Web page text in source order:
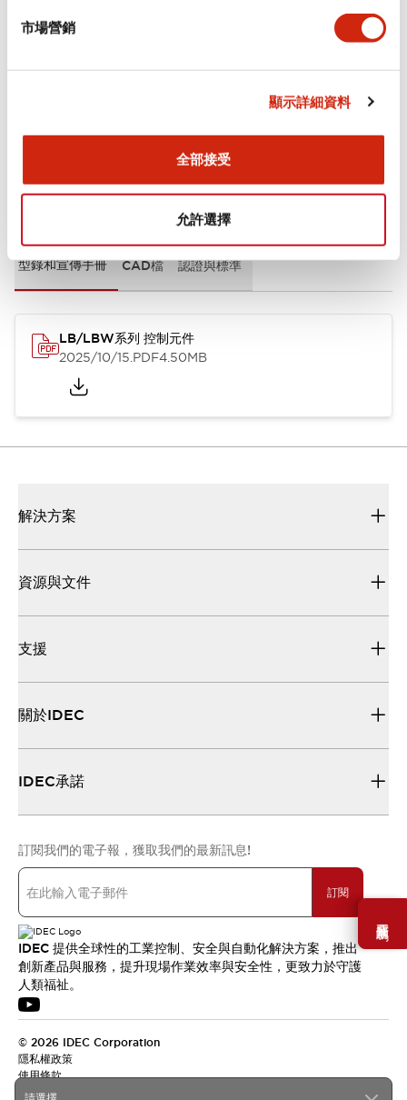
市場營銷
顯示詳細資料
全部接受
允許選擇
需要幫助嗎？
文件和檔案
型錄和宣傳手冊 CAD檔 認證與標準
LB/LBW系列 控制元件
2025/10/15.PDF4.50MB
解決方案
資源與文件
支援
關於IDEC
IDEC承諾
訂閱我們的電子報，獲取我們的最新訊息!
訂閱
IDEC 提供全球性的工業控制、安全與自動化解決方案，推出
創新產品與服務，提升現場作業效率與安全性，更致力於守護
人類福祉。
© 2026 IDEC Corporation
隱私權政策
使用條款